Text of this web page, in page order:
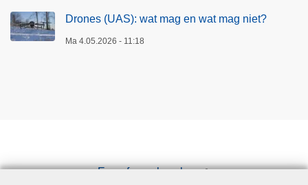
Drones (UAS): wat mag en wat mag niet?
Ma 4.05.2026 - 11:18
Een afspraak maken